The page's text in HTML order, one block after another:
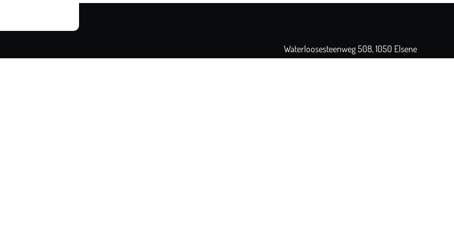
Waterloosesteenweg 508, 1050 Elsene